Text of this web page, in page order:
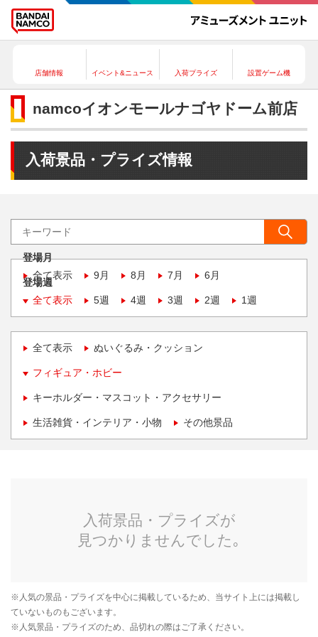
店舗情報 イベント&ニュース 入荷プライズ 設置ゲーム機
namcoイオンモールナゴヤドーム前店
入荷景品・プライズ情報
登場月
全て表示
9月 8月 7月 6月
登場週
全て表示
5週 4週 3週 2週 1週
全て表示 ぬいぐるみ・クッション
フィギュア・ホビー
キーホルダー・マスコット・アクセサリー
生活雑貨・インテリア・小物 その他景品